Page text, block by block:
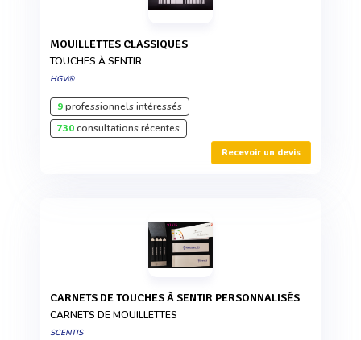
MOUILLETTES CLASSIQUES
TOUCHES À SENTIR
HGV®
9professionnels intéressés
730consultations récentes
Recevoir un devis
CARNETS DE TOUCHES À SENTIR PERSONNALISÉS
CARNETS DE MOUILLETTES
SCENTIS